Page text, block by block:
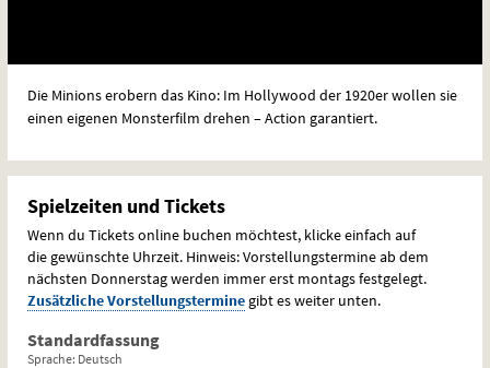
Die Minions erobern das Kino: Im Hollywood der 1920er wollen sie
einen eigenen Monsterfilm drehen – Action garantiert.
Spielzeiten und Tickets
Wenn du Tickets online buchen möchtest, klicke einfach auf
die gewünschte Uhrzeit. Hinweis: Vorstellungstermine ab dem
nächsten Donnerstag werden immer erst montags festgelegt.
Zusätzliche Vorstellungstermine gibt es weiter unten.
Standardfassung
Sprache: Deutsch